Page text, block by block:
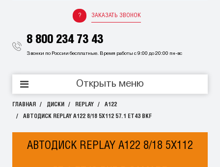
ЗАКАЗАТЬ ЗВОНОК
8 800 234 73 43
Звонки по России бесплатные. Время работы с 9:00 до 20:00 пн-вс
Открыть меню
ГЛАВНАЯ ДИСКИ REPLAY A122
АВТОДИСК REPLAY A122 8/18 5X112 57.1 ET43 BKF
АВТОДИСК REPLAY A122 8/18 5X112